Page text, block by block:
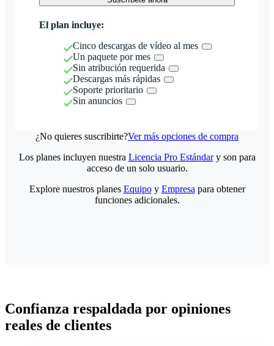
El plan incluye:
Cinco descargas de vídeo al mes
Un paquete por mes
Sin atribución requerida
Descargas más rápidas
Soporte prioritario
Sin anuncios
¿No quieres suscribirte?Ver más opciones de compra
Los planes incluyen nuestra Licencia Pro Estándary son para
acceso de un solo usuario.
Explore nuestros planes Equipoy Empresa para obtener
funciones adicionales.
Confianza respaldada por opiniones
reales de clientes